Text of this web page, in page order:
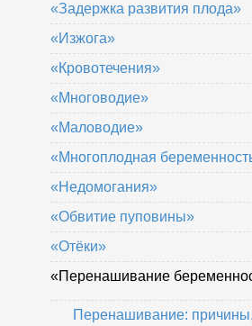
«Задержка развития плода»
«Изжога»
«Кровотечения»
«Многоводие»
«Маловодие»
«Многоплодная
«Недомогания»
«Обвитие пуповины»
«Отёки»
«Перенашивание
Перенашивание: причины,